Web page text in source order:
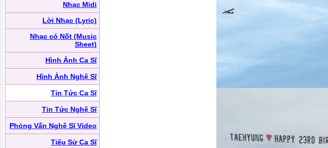
Nhạc Midi
Lời Nhạc (Lyric)
Nhạc có Nốt (Music
Sheet)
Hình Ảnh Ca Sĩ
Hình Ảnh Nghệ Sĩ
Tin Tức Ca Sĩ
Tin Tức Nghệ Sĩ
Phỏng Vấn Nghệ Sĩ Video
Tiểu Sử Ca Sĩ